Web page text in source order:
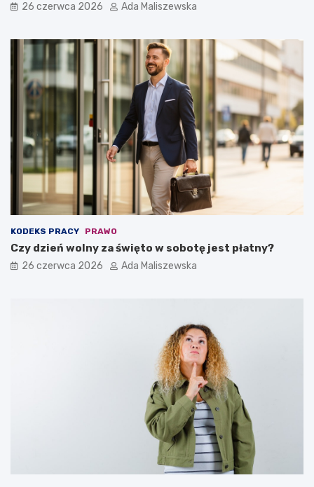
26 czerwca 2026 Ada Maliszewska
KODEKS PRACY PRAWO
Czy dzień wolny za święto w sobotę jest płatny?
26 czerwca 2026 Ada Maliszewska